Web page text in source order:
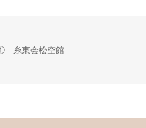
糸東会松空館